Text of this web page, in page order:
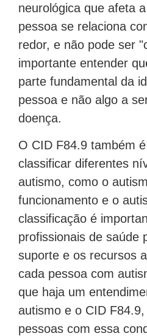
neurológica que afeta
pessoa se relaciona
redor, e não pode ser
importante entender
parte fundamental da
pessoa e não algo a
doença.
O CID F84.9 também
classificar diferentes
autismo, como o
funcionamento e o
classificação é
profissionais de saúde
suporte e os recursos
cada pessoa com
que haja um
autismo e o CID
pessoas com essa